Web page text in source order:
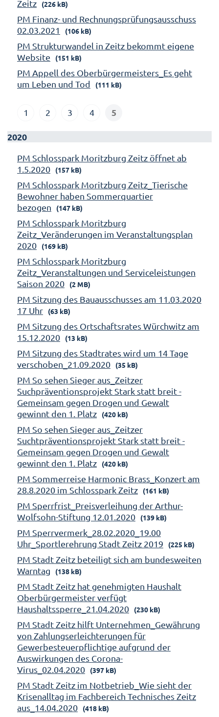
Zeitz
(226 kB)
PM Finanz- und Rechnungsprüfungsausschuss
02.03.2021
(106 kB)
PM Strukturwandel in Zeitz bekommt eigene
Website
(151 kB)
PM Appell des Oberbürgermeisters_Es geht
um Leben und Tod
(111 kB)
1 2 3 4 5
2020
PM Schlosspark Moritzburg Zeitz öffnet ab
1.5.2020
(157 kB)
PM Schlosspark Moritzburg Zeitz_Tierische
Bewohner haben Sommerquartier
bezogen
(147 kB)
PM Schlosspark Moritzburg
Zeitz_Veränderungen im Veranstaltungsplan
2020
(169 kB)
PM Schlosspark Moritzburg
Zeitz_Veranstaltungen und Serviceleistungen
Saison 2020
(2 MB)
PM Sitzung des Bauausschusses am 11.03.2020
17 Uhr
(63 kB)
PM Sitzung des Ortschaftsrates Würchwitz am
15.12.2020
(13 kB)
PM Sitzung des Stadtrates wird um 14 Tage
verschoben_21.09.2020
(35 kB)
PM So sehen Sieger aus_Zeitzer
Suchpräventionsprojekt Stark statt breit -
Gemeinsam gegen Drogen und Gewalt
gewinnt den 1. Platz
(420 kB)
PM So sehen Sieger aus_Zeitzer
Suchtpräventionsprojekt Stark statt breit -
Gemeinsam gegen Drogen und Gewalt
gewinnt den 1. Platz
(420 kB)
PM Sommerreise Harmonic Brass_Konzert am
28.8.2020 im Schlosspark Zeitz
(161 kB)
PM Sperrfrist_Preisverleihung der Arthur-
Wolfsohn-Stiftung 12.01.2020
(139 kB)
PM Sperrvermerk_28.02.2020_19.00
Uhr_Sportlerehrung Stadt Zeitz 2019
(225 kB)
PM Stadt Zeitz beteiligt sich am bundesweiten
Warntag
(138 kB)
PM Stadt Zeitz hat genehmigten Haushalt
Oberbürgermeister verfügt
Haushaltssperre_21.04.2020
(230 kB)
PM Stadt Zeitz hilft Unternehmen_Gewährung
von Zahlungserleichterungen für
Gewerbesteuerpflichtige aufgrund der
Auswirkungen des Corona-
Virus_02.04.2020
(397 kB)
PM Stadt Zeitz im Notbetrieb_Wie sieht der
Krisenalltag im Fachbereich Technisches Zeitz
aus_14.04.2020
(418 kB)